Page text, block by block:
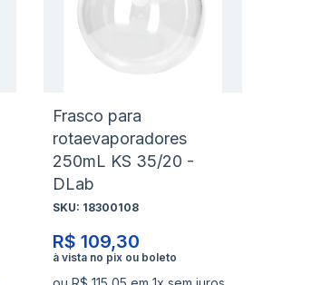
de
desejos
Comparar
Frasco para
rotaevaporadores
250mL KS 35/20 -
DLab
SKU: 18300108
R$ 109,30